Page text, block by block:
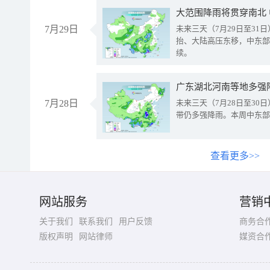
7月29日
大范围降雨将贯穿南
未来三天（7月29日至31
抬、大陆高压东移，中东
续。
7月28日
广东湖北河南等地多
未来三天（7月28日至30
带仍多强降雨。本周中东
查看更多>>
网站服务
关于我们 联系我们
用户反馈
版权声明
网站律师
营销
商务合
媒资合